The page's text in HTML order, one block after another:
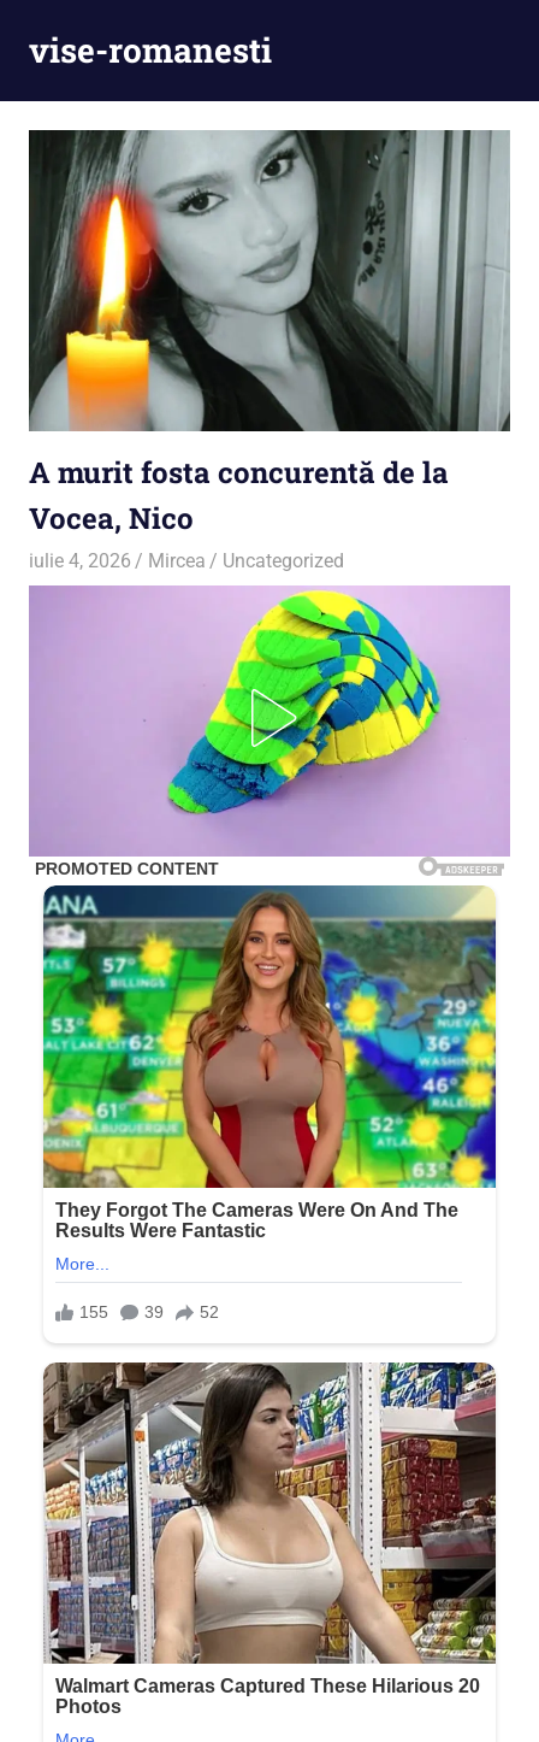
vise-romanesti
A murit fosta concurentă de la
Vocea, Nico
iulie 4, 2026 Mircea Uncategorized